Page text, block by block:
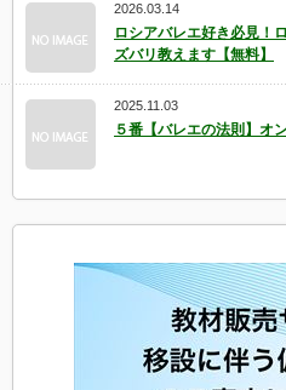
2026.03.14
ロシアバレエ好き必見！
ズバリ教えます【無料】
2025.11.03
５番【バレエの法則】オ